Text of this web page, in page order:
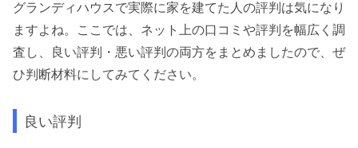
グランディハウスで実際に家を建てた人の評判は気になり
ますよね。ここでは、ネット上の口コミや評判を幅広く調
査し、良い評判・悪い評判の両方をまとめましたので、ぜ
ひ判断材料にしてみてください。
良い評判